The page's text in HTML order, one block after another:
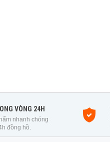
VÒNG 24H
nhanh chóng
đồng hồ.